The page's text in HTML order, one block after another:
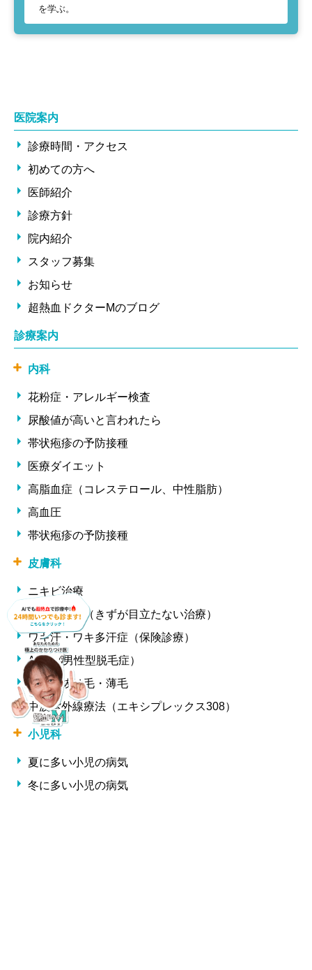
を学ぶ。
医院案内
診療時間・アクセス
初めての方へ
医師紹介
診療方針
院内紹介
スタッフ募集
お知らせ
超熱血ドクターMのブログ
診療案内
内科
花粉症・アレルギー検査
尿酸値が高いと言われたら
帯状疱疹の予防接種
医療ダイエット
高脂血症（コレステロール、中性脂肪）
高血圧
帯状疱疹の予防接種
皮膚科
ニキビ治療
ほくろ除去（きずが目立たない治療）
ワキ汗・ワキ多汗症（保険診療）
AGA（男性型脱毛症）
女性の抜け毛・薄毛
中波紫外線療法（エキシプレックス308）
小児科
夏に多い小児の病気
冬に多い小児の病気